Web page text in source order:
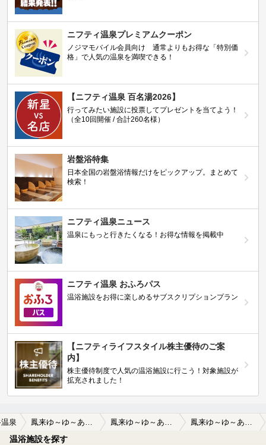
ニフティ温泉プレミアムクーポン
ノジマモバイル会員向け 通常よりもお得な「特別価
格」で人気の温泉を満喫できる！
【ニフティ温泉 百名湯2026】
行ってみたい施設に投票してプレゼントを当てよう！
（全10回開催 / 合計260名様）
岩盤浴特集
日本全国の岩盤浴情報だけをピックアップ。まとめて
検索！
ニフティ温泉ニュース
温泉にもっと行きたくなる！お得な情報を掲載中
ニフティ温泉 おふろパス
温浴施設をお得に楽しめるサブスクリプションプラン
【ニフティライフスタイル株主優待のご案
内】
株主優待制度で人気の温浴施設に行こう！対象施設が
拡充されました！
泉 鳳来ゆ～ゆ～ありいな 鳳来ゆ～ゆ～ありいなの口コミ一覧 鳳来ゆ～ゆ～ありいなの口コミ 湯谷温泉のお手軽日帰り温泉
温浴施設を探す